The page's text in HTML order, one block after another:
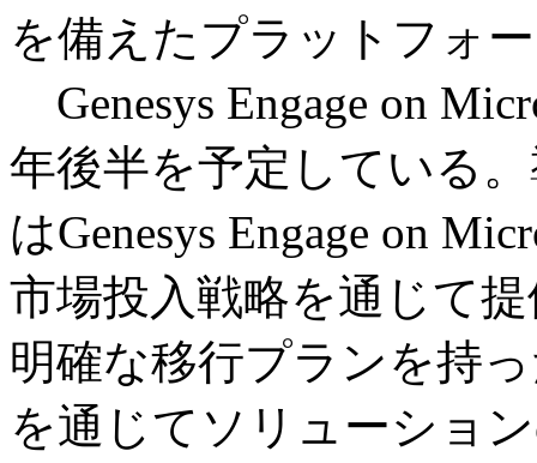
を備えたプラットフォ
Genesys Engage on
年後半を予定している
はGenesys Engage on
市場投入戦略を通じて
明確な移行プランを持
を通じてソリューショ